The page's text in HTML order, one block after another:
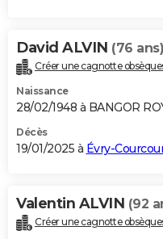
Bricolage
Lifestyle
Culture
Sport
Auto
Television
Voyage
Cinema
David ALVIN (76 ans)
Créer une cagnotte
Naissance
28/02/1948 à BANGOR
Décès
19/01/2025 à Évry-
Valentin ALVIN (92
Créer une cagnotte